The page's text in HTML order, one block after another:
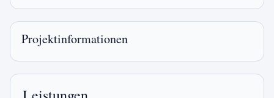
Projektinformationen